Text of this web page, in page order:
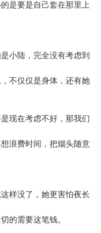
是要是自己套在那里上
陆，完全没有考虑到
不仅仅是身体，还有她
现在考虑不好，那我们
浪费时间，把烟头随意
样没了，她更害怕夜长
的需要这笔钱。